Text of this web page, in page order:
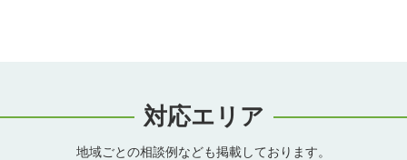
対応エリア
地域ごとの相談例なども掲載しております。